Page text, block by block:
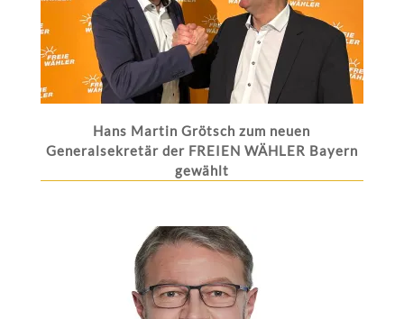
Hans Martin Grötsch zum neuen
Generalsekretär der FREIEN WÄHLER Bayern
gewählt